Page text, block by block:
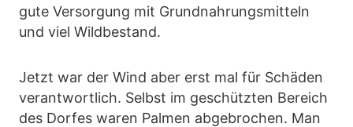
gute Versorgung mit Grundnahrungsmitteln
und viel Wildbestand.
Jetzt war der Wind aber erst mal für Schäden
verantwortlich. Selbst im geschützten Bereich
des Dorfes waren Palmen abgebrochen. Man